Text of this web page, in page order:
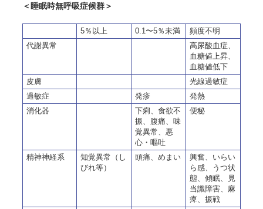
＜睡眠時無呼吸症候群＞
5％以上 0.1〜5％未満
頻度不明
代謝異常
高尿酸血症、
血糖値上昇、
血糖値低下
皮膚
光線過敏症
過敏症
発疹
発熱
消化器
下痢、食欲不
振、腹痛、味
覚異常、悪
心・嘔吐
便秘
精神神経系
知覚異常（し
びれ等）
頭痛、めまい
興奮、いらい
ら感、うつ状
態、傾眠、見
当識障害、麻
痺、振戦